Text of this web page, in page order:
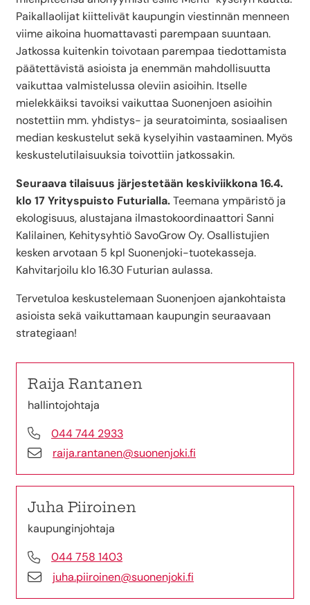
Paikallaolijat kiittelivät kaupungin viestinnän menneen
viime aikoina huomattavasti parempaan suuntaan.
Jatkossa kuitenkin toivotaan parempaa tiedottamista
päätettävistä asioista ja enemmän mahdollisuutta
vaikuttaa valmistelussa oleviin asioihin. Itselle
mielekkäiksi tavoiksi vaikuttaa Suonenjoen asioihin
nostettiin mm. yhdistys- ja seuratoiminta, sosiaalisen
median keskustelut sekä kyselyihin vastaaminen. Myös
keskustelutilaisuuksia toivottiin jatkossakin.
Seuraava tilaisuus järjestetään keskiviikkona 16.4.
klo 17 Yrityspuisto Futurialla.Teemana ympäristö ja
ekologisuus, alustajana ilmastokoordinaattori Sanni
Kalilainen, Kehitysyhtiö SavoGrow Oy. Osallistujien
kesken arvotaan 5 kpl Suonenjoki-tuotekasseja.
Kahvitarjoilu klo 16.30 Futurian aulassa.
Tervetuloa keskustelemaan Suonenjoen ajankohtaista
asioista sekä vaikuttamaan kaupungin seuraavaan
strategiaan!
Raija Rantanen
hallintojohtaja
044 744 2933
raija.rantanen@suonenjoki.fi
Juha Piiroinen
kaupunginjohtaja
044 758 1403
juha.piiroinen@suonenjoki.fi